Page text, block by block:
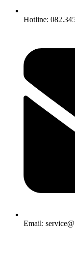
Hotline:
Email: